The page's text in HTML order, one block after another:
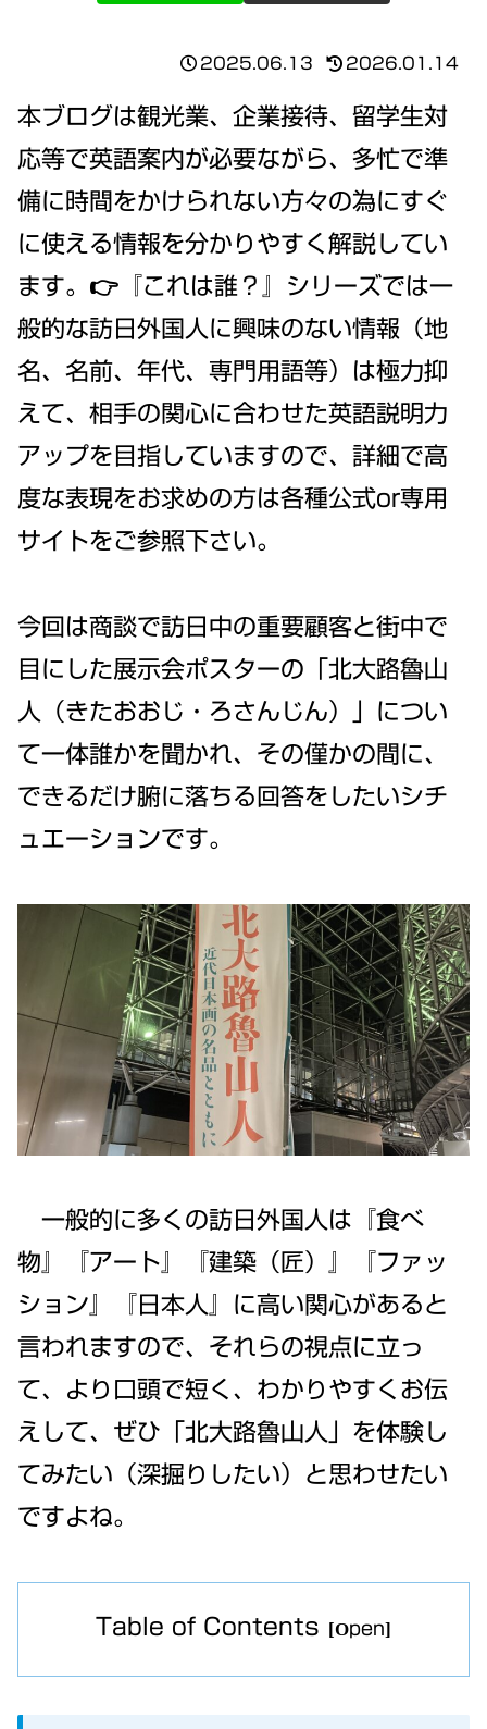
2025.06.13 2026.01.14
本ブログは観光業、企業接待、留学生対
応等で英語案内が必要ながら、多忙で準
備に時間をかけられない方々の為にすぐ
に使える情報を分かりやすく解説してい
ます。👉『これは誰？』シリーズでは一
般的な訪日外国人に興味のない情報（地
名、名前、年代、専門用語等）は極力抑
えて、相手の関心に合わせた英語説明力
アップを目指していますので、詳細で高
度な表現をお求めの方は各種公式or専用
サイトをご参照下さい。
今回は商談で訪日中の重要顧客と街中で
目にした展示会ポスターの「北大路魯山
人（きたおおじ・ろさんじん）」につい
て一体誰かを聞かれ、その僅かの間に、
できるだけ腑に落ちる回答をしたいシチ
ュエーションです。
一般的に多くの訪日外国人は『食べ
物』『アート』『建築（匠）』『ファッ
ション』『日本人』に高い関心があると
言われますので、それらの視点に立っ
て、より口頭で短く、わかりやすくお伝
えして、ぜひ「北大路魯山人」を体験し
てみたい（深掘りしたい）と思わせたい
ですよね。
Table of Contents